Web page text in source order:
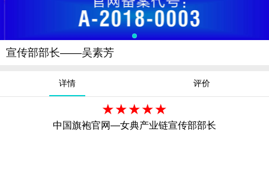
宣传部部长——吴素芳
详情 评价
★★★★★
中国旗袍官网—女典产业链宣传部部长